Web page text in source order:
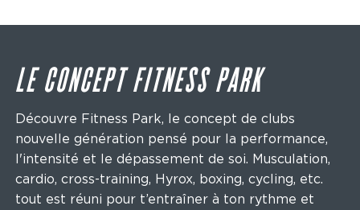
LE CONCEPT FITNESS PARK
Découvre Fitness Park, le concept de clubs
nouvelle génération pensé pour la performance,
l'intensité et le dépassement de soi. Musculation,
cardio, cross-training, Hyrox, boxing, cycling, etc.
tout est réuni pour t’entraîner à ton rythme et